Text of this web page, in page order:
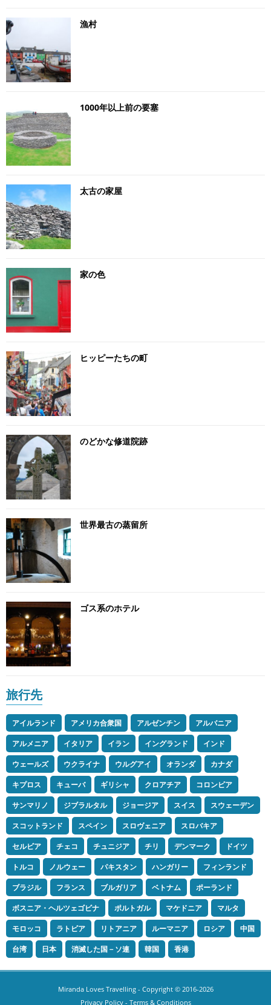
漁村
1000年以上前の要塞
太古の家屋
家の色
ヒッピーたちの町
のどかな修道院跡
世界最古の蒸留所
ゴス系のホテル
旅行先
アイルランド アメリカ合衆国 アルゼンチン
アルバニア
アルメニア
イタリア イラン イングランド
インド
ウェールズ
ウクライナ ウルグアイ オランダ
カナダ
キプロス
キューバ ギリシャ クロアチア
コロンビア
サンマリノ
ジブラルタル ジョージア スイス
スウェーデン
スコットランド
スペイン スロヴェニア
スロバキア
セルビア
チェコ チュニジア チリ デンマーク
ドイツ
トルコ
ノルウェー パキスタン ハンガリー
フィンランド
ブラジル
フランス ブルガリア ベトナム
ポーランド
ボスニア・ヘルツェゴビナ
ポルトガル マケドニア
マルタ
モロッコ
ラトビア リトアニア ルーマニア ロシア
中国
台湾
日本 消滅した国－ソ連 韓国 香港
Miranda Loves Travelling- Copyright © 2016-2026
Privacy Policy- Terms & Conditions